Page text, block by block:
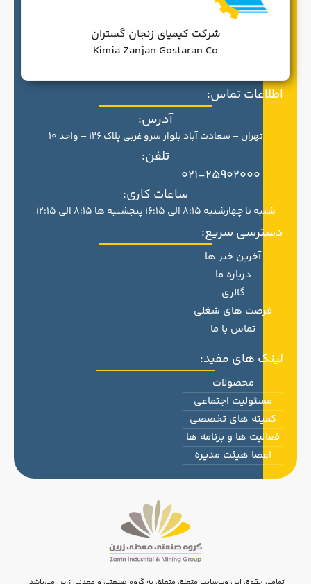
اطلاعات تماس:
آدرس:
تهران – سعادت آباد بلوار سرو غربی پلاک 126 – واحد 10
تلفن:
021-25902000
ساعات کاری:
شنبه تا چهارشنبه 8:15 الی 16:15 پنجشنبه ها 8:15 الی 12:15
دسترسی سریع:
آخرین خبر ها
درباره ما
گالری
فرصت های شغلی
تماس با ما
لینک های مفید:
محصولات
مسئولیت اجتماعی
کمیته های تخصصی
فعالیت ها و برنامه ها
اعضا هیئت مدیره
شرکت کیمیای زنجان گستران
Kimia Zanjan Gostaran Co